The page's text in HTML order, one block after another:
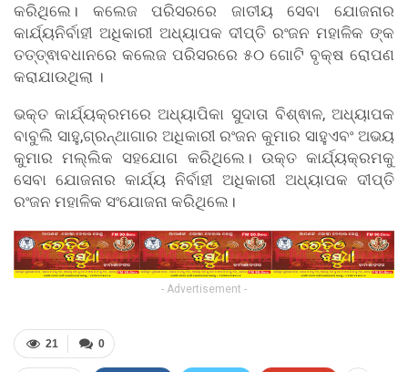
କରିଥିଲେ। କଲେଜ ପରିସରରେ ଜାତୀୟ ସେବା ଯୋଜନାର
କାର୍ଯ୍ୟନିର୍ବାହୀ ଅଧିକାରୀ ଅଧ୍ୟାପକ ଦୀପ୍ତି ରଂଜନ ମହାଳିକ ଙ୍କ
ତତ୍ତ୍ଵାବଧାନରେ କଲେଜ ପରିସରରେ ୫୦ ଗୋଟି ବୃକ୍ଷ ରୋପଣ
କରାଯାଉଥିଲା ।
ଭକ୍ତ କାର୍ଯ୍ୟକ୍ରମରେ ଅଧ୍ୟାପିକା ସୁଦାତା ବିଶ୍ଵାଳ, ଅଧ୍ୟାପକ
ବାବୁଲି ସାହୁ,ଗ୍ରନ୍ଥାଗାର ଅଧିକାରୀ ରଂଜନ କୁମାର ସାହୁଏବଂ ଅଭୟ
କୁମାର ମଲ୍ଲିକ ସହଯୋଗ କରିଥିଲେ। ଉକ୍ତ କାର୍ଯ୍ୟକ୍ରମକୁ
ସେବା ଯୋଜନାର କାର୍ଯ୍ୟ ନିର୍ବାହୀ ଅଧିକାରୀ ଅଧ୍ୟାପକ ଦୀପ୍ତି
ରଂଜନ ମହାଳିକ ସଂଯୋଜନା କରିଥିଲେ।
- Advertisement -
0
21